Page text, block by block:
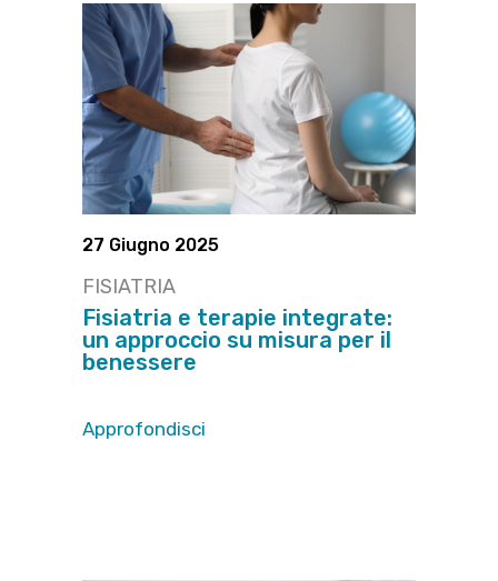
27 Giugno 2025
FISIATRIA
Fisiatria e terapie integrate:
un approccio su misura per il
benessere
Approfondisci